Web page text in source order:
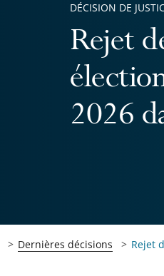
Rejet
2026
DÉCISION DE
Dernières décisions Rejet